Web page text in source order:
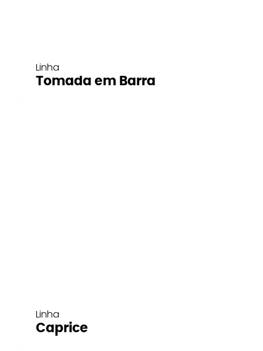
Linha
Tomada em Barra
Linha
Caprice